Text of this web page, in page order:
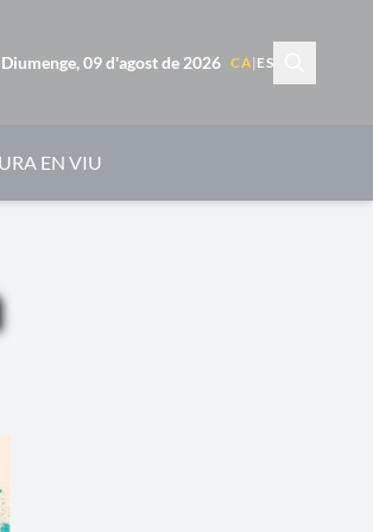
Diumenge, 09 d'agost de 2026 CA| ES
EN VIU